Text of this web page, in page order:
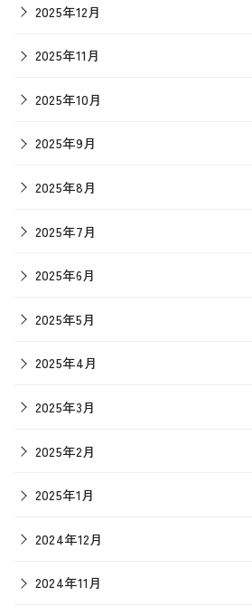
2025年12月
2025年11月
2025年10月
2025年9月
2025年8月
2025年7月
2025年6月
2025年5月
2025年4月
2025年3月
2025年2月
2025年1月
2024年12月
2024年11月